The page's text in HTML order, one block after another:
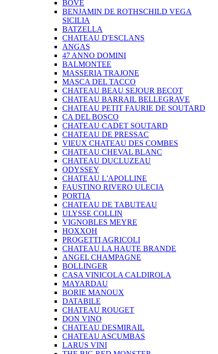
BOVE
BENJAMIN DE ROTHSCHILD VEGA
SICILIA
BATZELLA
CHATEAU D'ESCLANS
ANGAS
47 ANNO DOMINI
BALMONTEE
MASSERIA TRAJONE
MASCA DEL TACCO
CHATEAU BEAU SEJOUR BECOT
CHATEAU BARRAIL BELLEGRAVE
CHATEAU PETIT FAURIE DE SOUTARD
CA DEL BOSCO
CHATEAU CADET SOUTARD
CHATEAU DE PRESSAC
VIEUX CHATEAU DES COMBES
CHATEAU CHEVAL BLANC
CHATEAU DUCLUZEAU
ODYSSEY
CHATEAU L'APOLLINE
FAUSTINO RIVERO ULECIA
PORTIA
CHATEAU DE TABUTEAU
ULYSSE COLLIN
VIGNOBLES MEYRE
HOXXOH
PROGETTI AGRICOLI
CHATEAU LA HAUTE BRANDE
ANGEL CHAMPAGNE
BOLLINGER
CASA VINICOLA CALDIROLA
MAYARDAU
BORIE MANOUX
DATABILE
CHATEAU ROUGET
DON VINO
CHATEAU DESMIRAIL
CHATEAU ASCUMBAS
LARUS VINI